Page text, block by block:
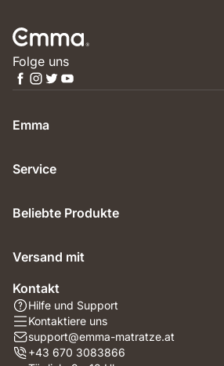
Folge uns
Emma
Service
Beliebte Produkte
Versand mit
Kontakt
Hilfe und Support
Kontaktiere uns
support@emma-matratze.at
+43 670 3083866